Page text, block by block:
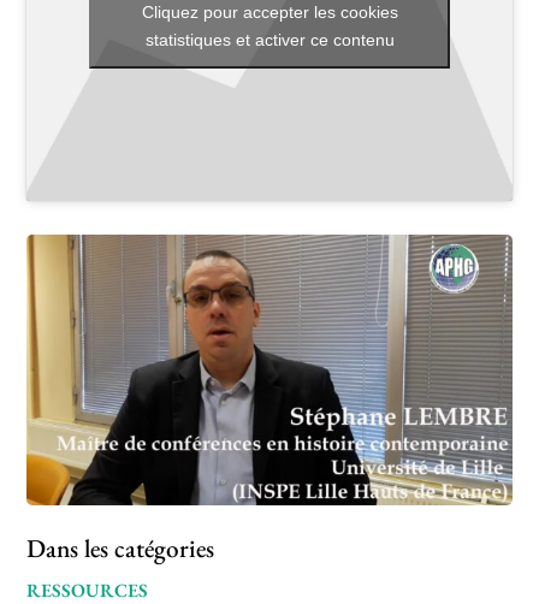
Les rendez-vous de l’APHG
Concours de recrutement
Critique d’ouvrages publiés
Culture
Cliquez pour accepter les cookies
statistiques et activer ce contenu
Dans les catégories
RESSOURCES